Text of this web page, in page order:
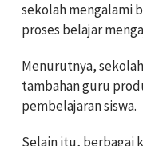
sekolah mengalami
proses belajar
Menurutnya,
tambahan guru
pembelajaran siswa.
Selain itu, berbagai